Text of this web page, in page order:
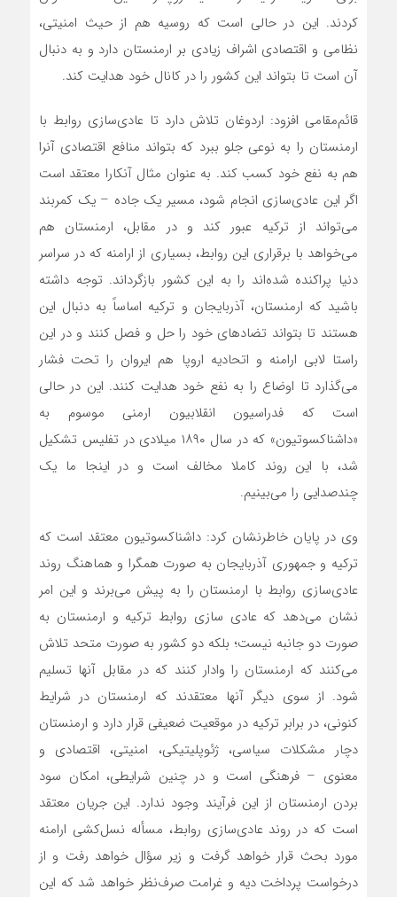
کردند. این در حالی است که روسیه هم از حیث امنیتی،
نظامی و اقتصادی اشراف زیادی بر ارمنستان دارد و به دنبال
آن است تا بتواند این کشور را در کانال خود هدایت کند.
قائم‌مقامی افزود: اردوغان تلاش دارد تا عادی‌سازی روابط با
ارمنستان را به نوعی جلو ببرد که بتواند منافع اقتصادی آنرا
هم به نفع خود کسب کند. به عنوان مثال آنکارا معتقد است
اگر این عادی‌سازی انجام شود، مسیر یک جاده – یک کمربند
می‌تواند از ترکیه عبور کند و در مقابل، ارمنستان هم
می‌خواهد با برقراری این روابط، بسیاری از ارامنه که در سراسر
دنیا پراکنده شده‌اند را به این کشور بازگرداند. توجه داشته
باشید که ارمنستان، آذربایجان و ترکیه اساساً به دنبال این
هستند تا بتواند تضادهای خود را حل و فصل کنند و در این
راستا لابی ارامنه و اتحادیه اروپا هم ایروان را تحت فشار
می‌گذارد تا اوضاع را به نفع خود هدایت کنند. این در حالی
است که فدراسیون انقلابیون ارمنی موسوم به
«داشناکسوتیون» که در سال ۱۸۹۰ میلادی در تفلیس تشکیل
شد، با این روند کاملا مخالف است و در اینجا ما یک
چندصدایی را می‌بینیم.
وی در پایان خاطرنشان کرد: داشناکسوتیون معتقد است که
ترکیه و جمهوری آذربایجان به صورت همگرا و هماهنگ روند
عادی‌سازی روابط با ارمنستان را به پیش می‌برند و این امر
نشان می‌دهد که عادی سازی روابط ترکیه و ارمنستان به
صورت دو جانبه نیست؛ بلکه دو کشور به صورت متحد تلاش
می‌کنند که ارمنستان را وادار کنند که در مقابل آنها تسلیم
شود. از سوی دیگر آنها معتقدند که ارمنستان در شرایط
کنونی، در برابر ترکیه در موقعیت ضعیفی قرار دارد و ارمنستان
دچار مشکلات سیاسی، ژئوپلیتیکی، امنیتی، اقتصادی و
معنوی – فرهنگی است و در چنین شرایطی، امکان سود
بردن ارمنستان از این فرآیند وجود ندارد. این جریان معتقد
است که در روند عادی‌سازی روابط، مسأله نسل‌کشی ارامنه
مورد بحث قرار خواهد گرفت و زیر سؤال خواهد رفت و از
درخواست پرداخت دیه و غرامت صرف‌نظر خواهد شد که این